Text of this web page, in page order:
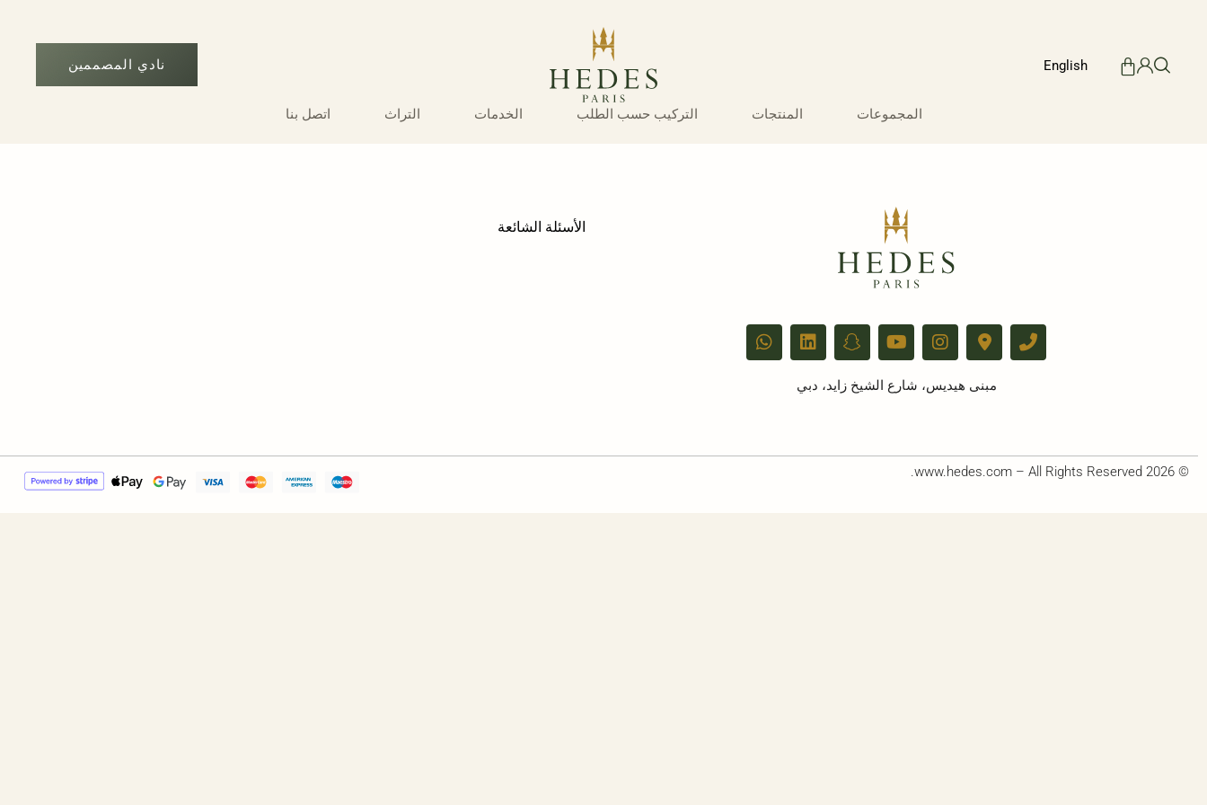
English نادي المصممين
المجموعات المنتجات التركيب حسب الطلب الخدمات التراث اتصل بنا
مبنى هيديس، شارع الشيخ زايد، دبي
الأسئلة الشائعة
© 2026 www.hedes.com – All Rights Reserved.